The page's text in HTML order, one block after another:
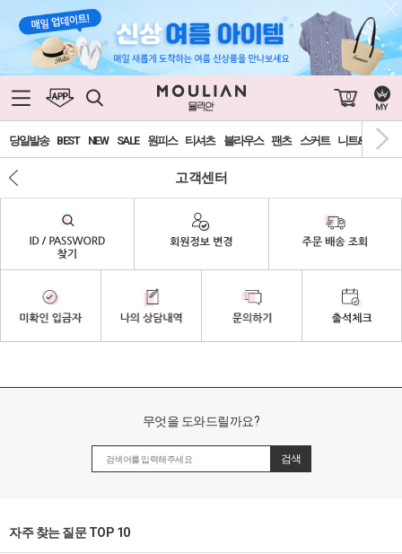
0
당일발송 BEST NEW SALE 원피스 티셔츠 블라우스 팬츠 스커트 니트&가디건
고객센터
무엇을 도와드릴까요?
자주 찾는 질문 TOP 10